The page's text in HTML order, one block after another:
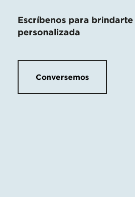
Escríbenos para brindarte
personalizada
Conversemos